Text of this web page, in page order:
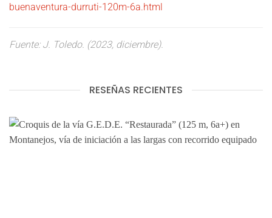
buenaventura-durruti-120m-6a.html
Fuente: J. Toledo. (2023, diciembre).
RESEÑAS RECIENTES